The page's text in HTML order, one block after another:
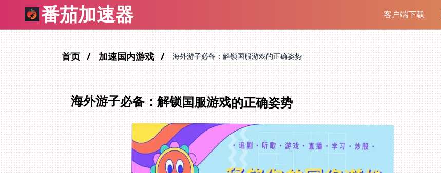
番茄加速器 客户端下载
首页 加速国内游戏 海外游子必备：解锁国服游戏的正确姿势
海外游子必备：解锁国服游戏的正确姿势